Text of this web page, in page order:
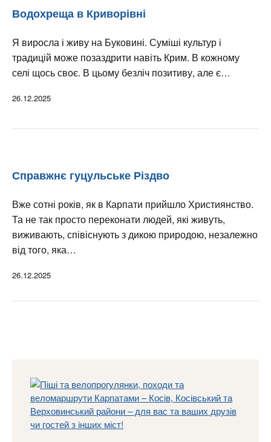
Водохреща в Криворівні
Я виросла і живу на Буковині. Суміші культур і
традицій може позаздрити навіть Крим. В кожному
селі щось своє. В цьому безліч позитиву, але є…
26.12.2025
Справжнє гуцульське Різдво
Вже сотні років, як в Карпати прийшло Християнство.
Та не так просто переконати людей, які живуть,
виживають, співіснують з дикою природою, незалежно
від того, яка…
26.12.2025